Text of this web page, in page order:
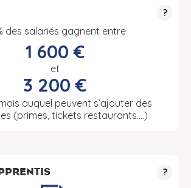
?
des salariés gagnent entre
1 600 €
et
3 200 €
auquel peuvent s’ajouter des
(primes, tickets restaurants….)
?